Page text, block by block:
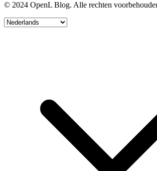
© 2024 OpenL Blog. Alle rechten